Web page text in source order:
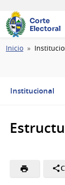
Corte
Electoral
Ruta
Inicio
Institucional